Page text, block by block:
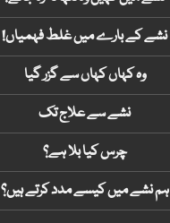
!نشے کے بارے میں غلط فہمیاں
وہ کہاں کہاں سے گزر گیا
نشے سے علاج تک
چرس کیا بلا ہے؟
ہم نشے میں کیسے مدد کرتے ہیں؟